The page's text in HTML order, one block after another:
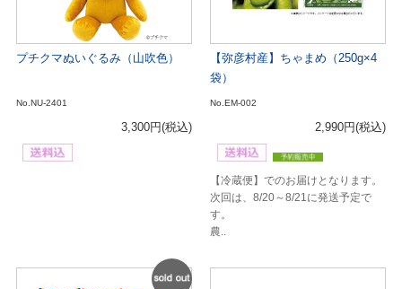
プチクマぬいぐるみ（山吹色）
No.NU-2401
3,300円(税込)
【弥彦村産】ちゃまめ（250g×4
袋）
No.EM-002
2,990円(税込)
【冷蔵便】でのお届けとなります。
次回は、8/20～8/21に発送予定で
す。
農..
SOLD